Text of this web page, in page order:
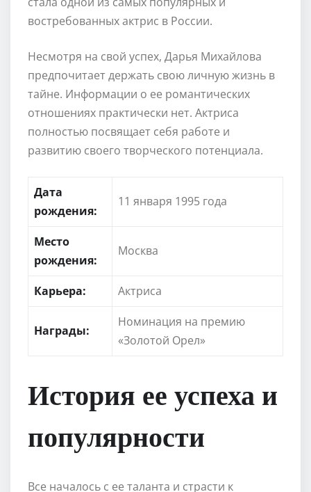
востребованных актрис в России.
Несмотря на свой успех, Дарья Михайлова
предпочитает держать свою личную жизнь в
тайне. Информации о ее романтических
отношениях практически нет. Актриса
полностью посвящает себя работе и
развитию своего творческого потенциала.
Дата
рождения:
11 января 1995 года
Место
рождения:
Москва
Карьера: Актриса
Награды:
Номинация на премию
«Золотой Орел»
История ее успеха и
популярности
Все началось с ее таланта и страсти к